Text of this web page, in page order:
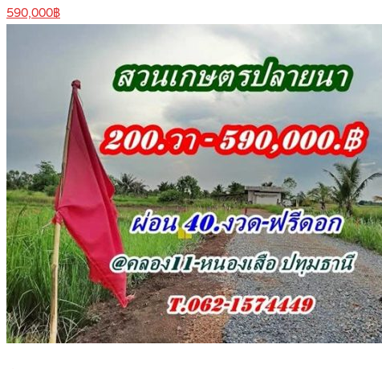
590,000฿